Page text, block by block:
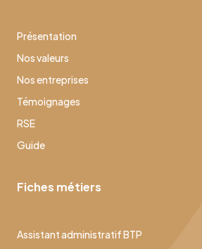
Présentation
Nos valeurs
Nos entreprises
Témoignages
RSE
Guide
Fiches métiers
Assistant administratif BTP